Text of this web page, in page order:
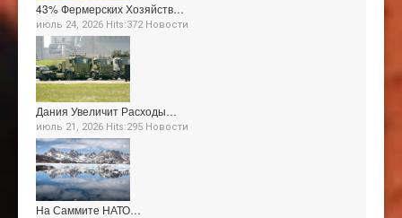
43% Фермерских Хозяйств…
июль 24, 2026 Hits:372 Новости
Дания Увеличит Расходы…
июль 21, 2026 Hits:295 Новости
На Саммите НАТО…